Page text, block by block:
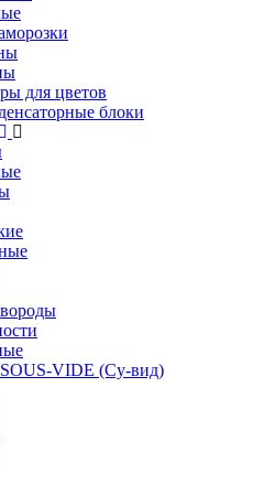
для цветов
блоки
SOUS-VIDE (Су-вид)